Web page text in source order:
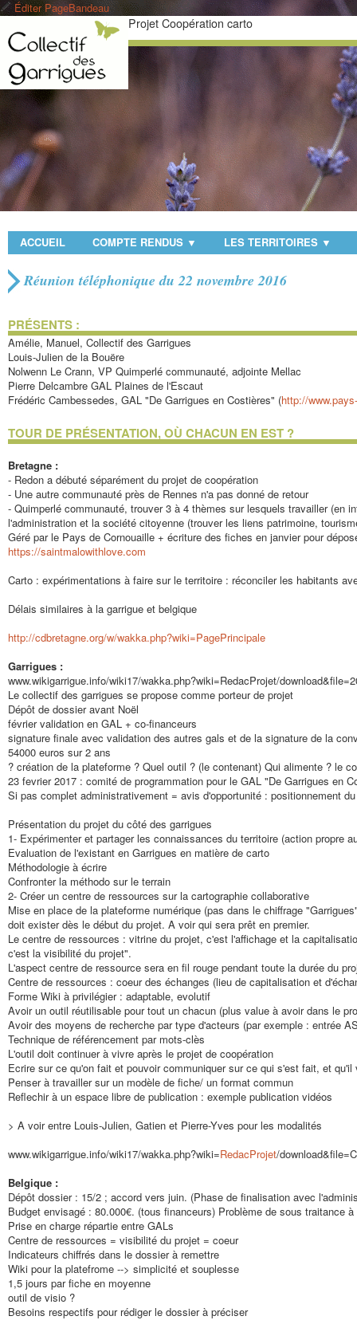
Éditer PageBandeau
Projet Coopération carto
ACCUEIL COMPTE RENDUS ▼ LES TERRITOIRES ▼
Réunion téléphonique du 22 novembre 2016
PRÉSENTS :
Amélie, Manuel, Collectif des Garrigues
Louis-Julien de la Bouëre
Nolwenn Le Crann, VP Quimperlé communauté, adjointe Mellac
Pierre Delcambre GAL Plaines de l'Escaut
Frédéric Cambessedes, GAL "De Garrigues en Costières" (http://
TOUR DE PRÉSENTATION, OÙ CHACUN EN EST ?
Bretagne :
- Redon a débuté séparément du projet de coopération
- Une autre communauté près de Rennes n'a pas donné de retour
- Quimperlé communauté, trouver 3 à 4 thèmes sur lesquels travailler (en
l'administration et la société citoyenne (trouver les liens patrimoine,
Géré par le Pays de Cornouaille + écriture des fiches en janvier pour
https://saintmalowithlove.com
Carto : expérimentations à faire sur le territoire : réconciler les habitants
Délais similaires à la garrigue et belgique
http://cdbretagne.org/w/wakka.php?wiki=PagePrincipale
Garrigues :
www.wikigarrigue.info/wiki17/wakka.php?wiki=RedacProjet/
Le collectif des garrigues se propose comme porteur de projet
Dépôt de dossier avant Noël
février validation en GAL + co-financeurs
signature finale avec validation des autres gals et de la signature de la
54000 euros sur 2 ans
? création de la plateforme ? Quel outil ? (le contenant) Qui alimente ? le
23 fevrier 2017 : comité de programmation pour le GAL "De Garrigues en
Si pas complet administrativement = avis d'opportunité : positionnement
Présentation du projet du côté des garrigues
1- Expérimenter et partager les connaissances du territoire (action propre
Evaluation de l'existant en Garrigues en matière de carto
Méthodologie à écrire
Confronter la méthodo sur le terrain
2- Créer un centre de ressources sur la cartographie collaborative
Mise en place de la plateforme numérique (pas dans le chiffrage
doit exister dès le début du projet. A voir qui sera prêt en premier.
Le centre de ressources : vitrine du projet, c'est l'affichage et la
c'est la visibilité du projet".
L'aspect centre de ressource sera en fil rouge pendant toute la durée du
Centre de ressources : coeur des échanges (lieu de capitalisation et
Forme Wiki à privilégier : adaptable, evolutif
Avoir un outil réutilisable pour tout un chacun (plus value à avoir dans le
Avoir des moyens de recherche par type d'acteurs (par exemple : entrée
Technique de référencement par mots-clès
L'outil doit continuer à vivre après le projet de coopération
Ecrire sur ce qu'on fait et pouvoir communiquer sur ce qui s'est fait, et qu'il
Penser à travailler sur un modèle de fiche/ un format commun
Reflechir à un espace libre de publication : exemple publication vidéos
> A voir entre Louis-Julien, Gatien et Pierre-Yves pour les modalités
www.wikigarrigue.info/wiki17/wakka.php?wiki=RedacProjet/
Belgique :
Dépôt dossier : 15/2 ; accord vers juin. (Phase de finalisation avec
Budget envisagé : 80.000€. (tous financeurs) Problème de sous traitance
Prise en charge répartie entre GALs
Centre de ressources = visibilité du projet = coeur
Indicateurs chiffrés dans le dossier à remettre
Wiki pour la platefrome --> simplicité et souplesse
1,5 jours par fiche en moyenne
outil de visio ?
Besoins respectifs pour rédiger le dossier à préciser